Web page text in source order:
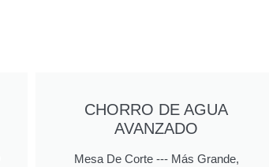
CHORRO DE AGUA
AVANZADO
Mesa De Corte --- Más Grande,